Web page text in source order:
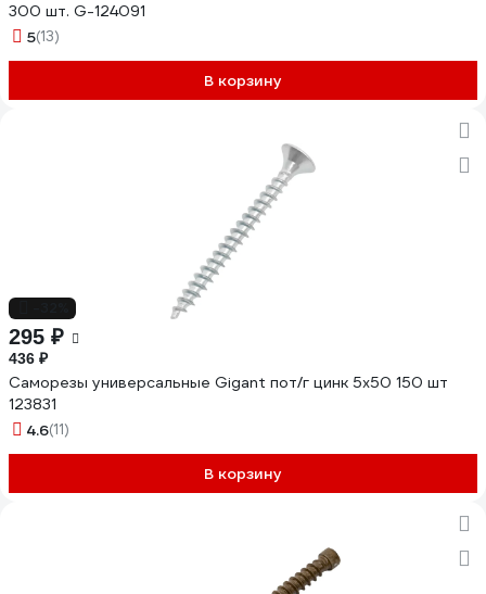
300 шт. G-124091
5(13)
В корзину
295 ₽
436 ₽
Саморезы универсальные Gigant пот/г цинк 5x50 150 шт
123831
4.6(11)
В корзину